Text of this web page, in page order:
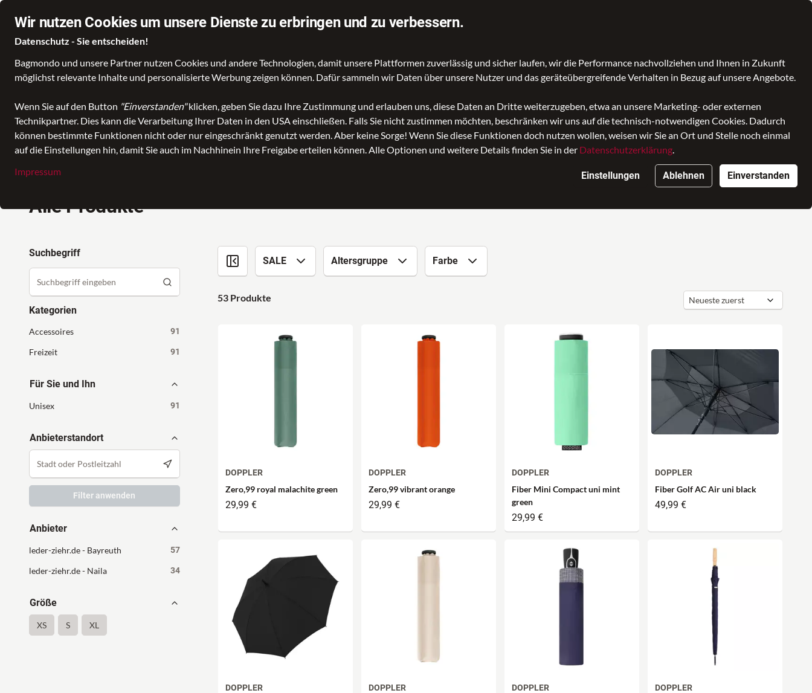
Wir nutzen Cookies um unsere Dienste zu erbringen und zu verbessern.
Datenschutz - Sie entscheiden!
Bagmondo und unsere Partner nutzen Cookies und andere Technologien, damit unsere Plattformen zuverlässig und sicher laufen, wir die Performance nachvollziehen und Ihnen in Zukunft
möglichst relevante Inhalte und personalisierte Werbung zeigen können. Dafür sammeln wir Daten über unsere Nutzer und das geräteübergreifende Verhalten in Bezug auf unsere Angebote.
Wenn Sie auf den Button "Einverstanden"klicken, geben Sie dazu Ihre Zustimmung und erlauben uns, diese Daten an Dritte weiterzugeben, etwa an unsere Marketing- oder externen
Technikpartner. Dies kann die Verarbeitung Ihrer Daten in den USA einschließen. Falls Sie nicht zustimmen möchten, beschränken wir uns auf die technisch-notwendigen Cookies. Dadurch
können bestimmte Funktionen nicht oder nur eingeschränkt genutzt werden. Aber keine Sorge! Wenn Sie diese Funktionen doch nutzen wollen, weisen wir Sie an Ort und Stelle noch einmal
auf die Einstellungen hin, damit Sie auch im Nachhinein Ihre Freigabe erteilen können. Alle Optionen und weitere Details finden Sie in der Datenschutzerklärung.
Impressum
Einstellungen Ablehnen Einverstanden
DOPPLER
Alle Produkte
Suchbegriff
Kategorien
Accessoires 91
Freizeit 91
Für Sie und Ihn
Unisex 91
Anbieterstandort
Filter anwenden
Anbieter
leder-ziehr.de - Bayreuth 57
leder-ziehr.de - Naila 34
Größe
XS S XL
SALE Altersgruppe Farbe
53 Produkte
DOPPLER
Zero,99 royal malachite green
29,99 €
DOPPLER
Zero,99 vibrant orange
29,99 €
DOPPLER
Fiber Mini Compact uni mint
green
29,99 €
DOPPLER
Fiber Golf AC Air uni black
49,99 €
DOPPLER DOPPLER DOPPLER DOPPLER